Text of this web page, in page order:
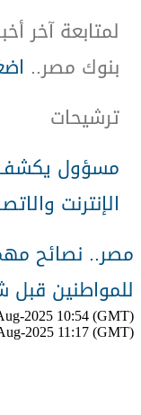
لمتابعة آخر
بنوك مصر..
ترشيحات
مسؤول يكشف
الإنترنت
مصر.. نصائح
للمواطنين قبل
2025 10:54 (GMT)
2025 11:17 (GMT)